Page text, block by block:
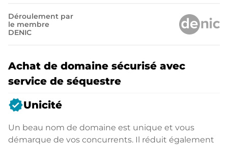
Déroulement par
le membre
DENIC
Achat de domaine sécurisé avec
service de séquestre
verifiedUnicité
Un beau nom de domaine est unique et vous
démarque de vos concurrents. Il réduit également